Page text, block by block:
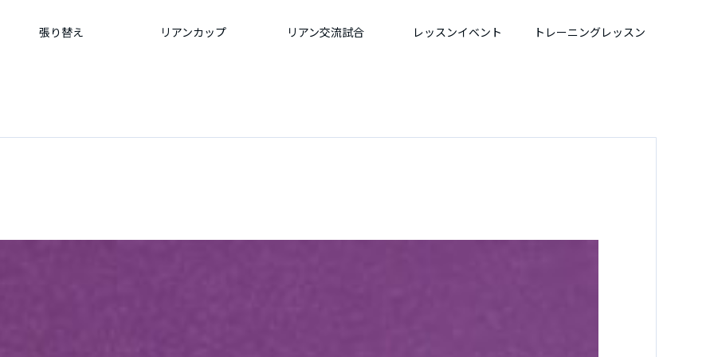
張り替え リアンカップ リアン交流試合 レッスンイベント トレーニングレッスン